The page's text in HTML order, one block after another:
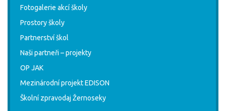
Fotogalerie akcí školy
Prostory školy
Partnerství škol
Naši partneři – projekty
OP JAK
Mezinárodní projekt EDISON
Školní zpravodaj Žernoseky